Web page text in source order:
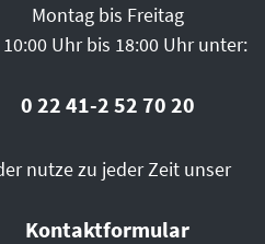
Montag bis Freitag
Uhr bis 18:00 Uhr unter:
0 22 41-2 52 70 20
nutze zu jeder Zeit unser
Kontaktformular